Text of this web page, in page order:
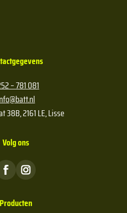
– 781 081
38B, 2161 LE, Lisse
Volg ons
Producten